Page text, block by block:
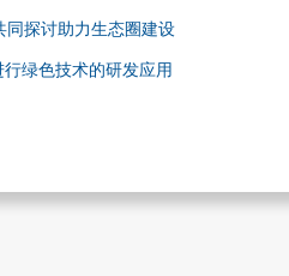
同探讨助力生态圈建设
绿色技术的研发应用